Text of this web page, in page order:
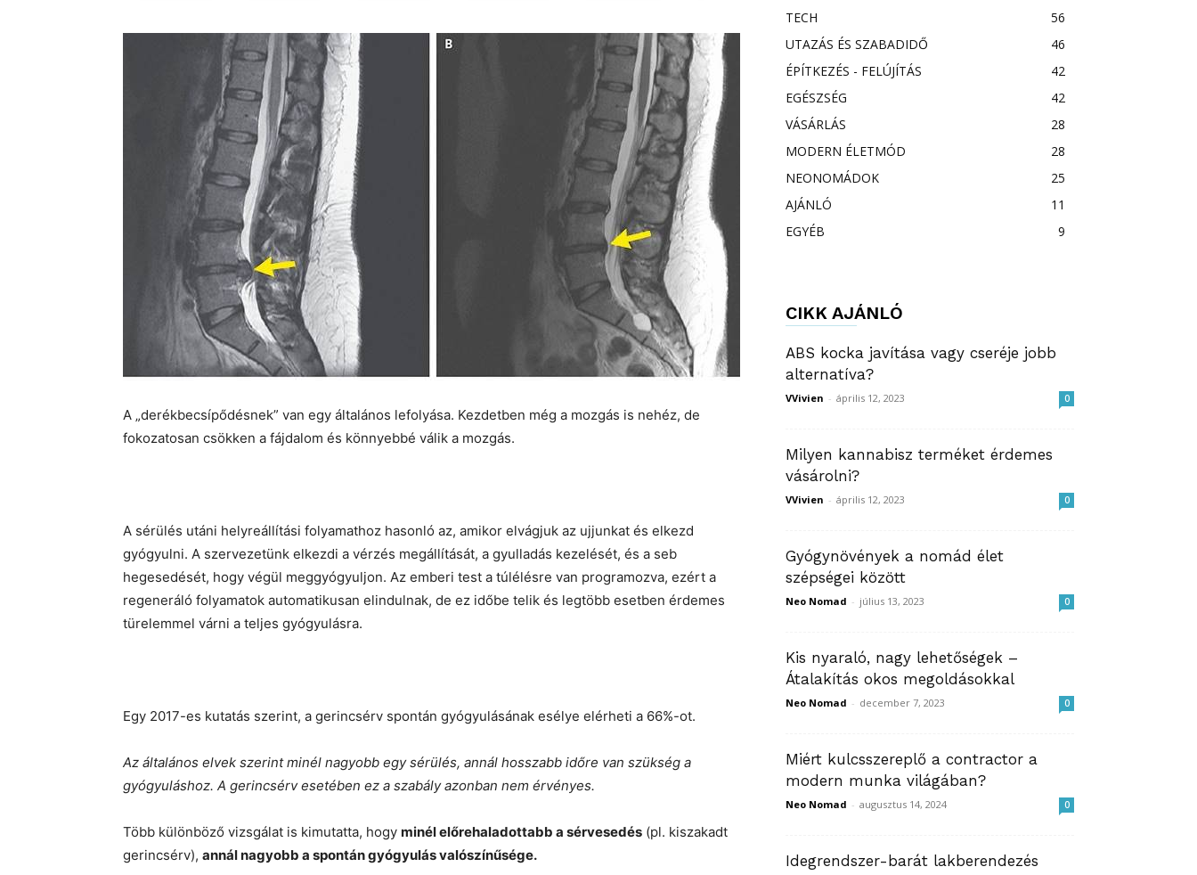
A „derékbecsípődésnek” van egy általános lefolyása. Kezdetben még a mozgás is nehéz, de
fokozatosan csökken a fájdalom és könnyebbé válik a mozgás.
A sérülés utáni helyreállítási folyamathoz hasonló az, amikor elvágjuk az ujjunkat és elkezd
gyógyulni. A szervezetünk elkezdi a vérzés megállítását, a gyulladás kezelését, és a seb
hegesedését, hogy végül meggyógyuljon. Az emberi test a túlélésre van programozva, ezért a
regeneráló folyamatok automatikusan elindulnak, de ez időbe telik és legtöbb esetben érdemes
türelemmel várni a teljes gyógyulásra.
Egy 2017-es kutatás szerint, a gerincsérv spontán gyógyulásának esélye elérheti a 66%-ot.
Az általános elvek szerint minél nagyobb egy sérülés, annál hosszabb időre van szükség a
gyógyuláshoz. A gerincsérv esetében ez a szabály azonban nem érvényes.
Több különböző vizsgálat is kimutatta, hogy minél előrehaladottabb a sérvesedés (pl. kiszakadt
gerincsérv), annál nagyobb a spontán gyógyulás valószínűsége.
TECH
56
UTAZÁS ÉS SZABADIDŐ
46
ÉPÍTKEZÉS - FELÚJÍTÁS
42
EGÉSZSÉG
42
VÁSÁRLÁS
28
MODERN ÉLETMÓD
28
NEONOMÁDOK
25
AJÁNLÓ
11
EGYÉB
9
CIKK AJÁNLÓ
ABS kocka javítása vagy cseréje jobb
alternatíva?
VVivien - április 12, 2023 0
Milyen kannabisz terméket érdemes
vásárolni?
VVivien - április 12, 2023 0
Gyógynövények a nomád élet
szépségei között
Neo Nomad - július 13, 2023 0
Kis nyaraló, nagy lehetőségek –
Átalakítás okos megoldásokkal
Neo Nomad - december 7, 2023 0
Miért kulcsszereplő a contractor a
modern munka világában?
Neo Nomad - augusztus 14, 2024 0
Idegrendszer-barát lakberendezés